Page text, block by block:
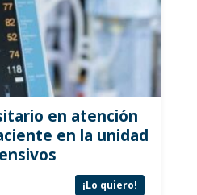
en atención
en la unidad
¡Lo quiero!